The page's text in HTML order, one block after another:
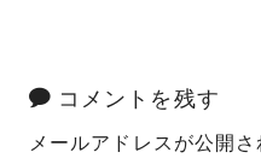
コメントを残す
メールアドレスが公開さ